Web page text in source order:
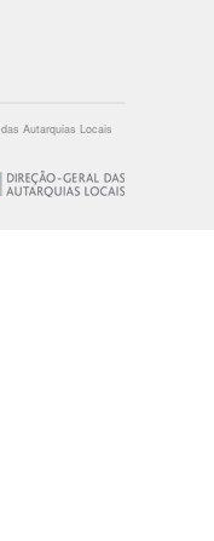
Autarquias Locais